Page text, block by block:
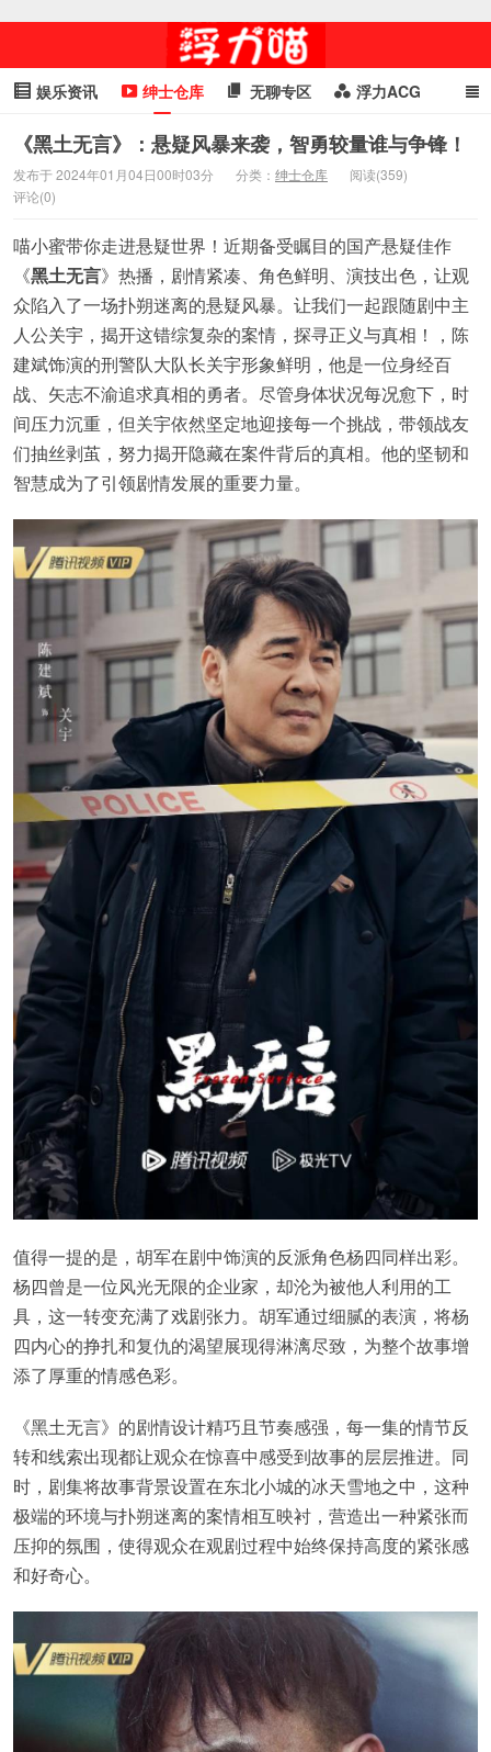
娱乐资讯 绅士仓库 无聊专区 浮力ACG
浮力GIF 明星头条 浮力资讯 头条女神 萌妹专区
cosplay
《黑土无言》：悬疑风暴来袭，智勇较量谁与争锋！
发布于 2024年01月04日00时03分 分类： 绅士仓库
阅读(359)
评论(0)
喵小蜜带你走进悬疑世界！近期备受瞩目的国产悬疑佳作
《黑土无言》热播，剧情紧凑、角色鲜明、演技出色，让观
众陷入了一场扑朔迷离的悬疑风暴。让我们一起跟随剧中主
人公关宇，揭开这错综复杂的案情，探寻正义与真相！，陈
建斌饰演的刑警队大队长关宇形象鲜明，他是一位身经百
战、矢志不渝追求真相的勇者。尽管身体状况每况愈下，时
间压力沉重，但关宇依然坚定地迎接每一个挑战，带领战友
们抽丝剥茧，努力揭开隐藏在案件背后的真相。他的坚韧和
智慧成为了引领剧情发展的重要力量。
值得一提的是，胡军在剧中饰演的反派角色杨四同样出彩。
杨四曾是一位风光无限的企业家，却沦为被他人利用的工
具，这一转变充满了戏剧张力。胡军通过细腻的表演，将杨
四内心的挣扎和复仇的渴望展现得淋漓尽致，为整个故事增
添了厚重的情感色彩。
《黑土无言》的剧情设计精巧且节奏感强，每一集的情节反
转和线索出现都让观众在惊喜中感受到故事的层层推进。同
时，剧集将故事背景设置在东北小城的冰天雪地之中，这种
极端的环境与扑朔迷离的案情相互映衬，营造出一种紧张而
压抑的氛围，使得观众在观剧过程中始终保持高度的紧张感
和好奇心。